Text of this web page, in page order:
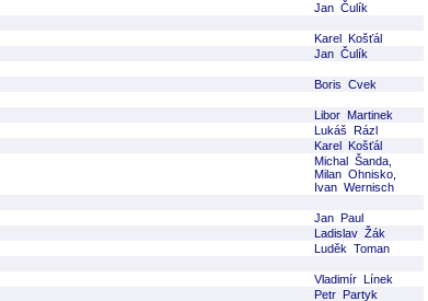
Jan Čulík
Karel Košťál
Jan Čulík
Boris Cvek
Libor Martinek
Lukáš Rázl
Karel Košťál
Michal Šanda,
Milan Ohnisko,
Ivan Wernisch
Jan Paul
Ladislav Žák
Luděk Toman
Vladimír Línek
Petr Partyk